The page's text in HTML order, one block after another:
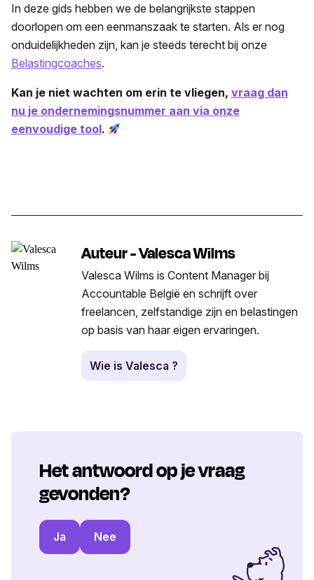
In deze gids hebben we de belangrijkste stappen
doorlopen om een eenmanszaak te starten. Als er nog
onduidelijkheden zijn, kan je steeds terecht bij onze
Belastingcoaches.
Kan je niet wachten om erin te vliegen, vraag dan
nu je ondernemingsnummer aan via onze
eenvoudige tool.
Auteur - Valesca Wilms
Valesca Wilms is Content Manager bij
Accountable België en schrijft over
freelancen, zelfstandige zijn en belastingen
op basis van haar eigen ervaringen.
Wie is Valesca ?
Het antwoord op je vraag
gevonden?
Ja Nee